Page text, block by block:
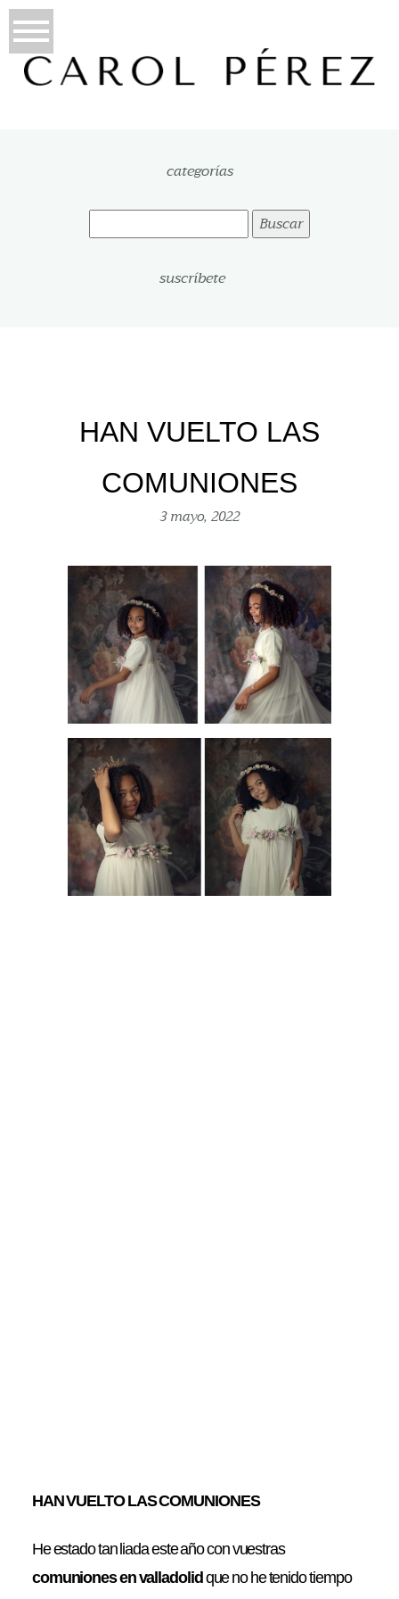
categorías
Buscar:
suscríbete
HAN VUELTO LAS
COMUNIONES
3 mayo, 2022
HAN VUELTO LAS COMUNIONES
He estado tan liada este año con vuestras
comuniones en valladolid que no he tenido tiempo